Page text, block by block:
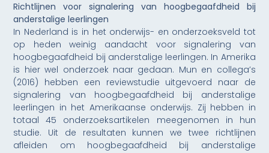
Richtlijnen voor signalering van hoogbegaafdheid bij
anderstalige leerlingen
In Nederland is in het onderwijs- en onderzoeksveld tot
op heden weinig aandacht voor signalering van
hoogbegaafdheid bij anderstalige leerlingen. In Amerika
is hier wel onderzoek naar gedaan. Mun en collega’s
(2016) hebben een reviewstudie uitgevoerd naar de
signalering van hoogbegaafdheid bij anderstalige
leerlingen in het Amerikaanse onderwijs. Zij hebben in
totaal 45 onderzoeksartikelen meegenomen in hun
studie. Uit de resultaten kunnen we twee richtlijnen
afleiden om hoogbegaafdheid bij anderstalige